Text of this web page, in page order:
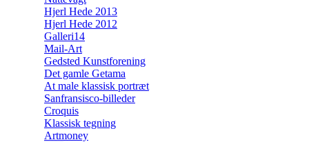
Hjerl Hede 2013
Hjerl Hede 2012
Galleri14
Mail-Art
Gedsted Kunstforening
Det gamle Getama
At male klassisk portræt
Sanfransisco-billeder
Croquis
Klassisk tegning
Artmoney